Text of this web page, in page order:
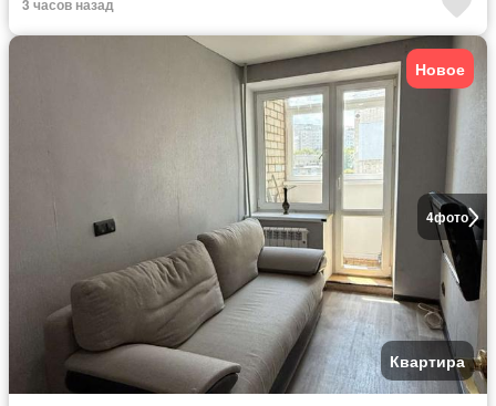
3 часов назад
4фото
Новое
Квартира